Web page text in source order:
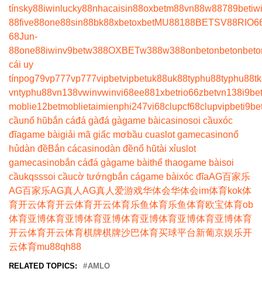
tínsky88iwin lucky88nhacaisin88oxbetm88vn88w88789bet
88five88one88sin88bk88xbetoxbetMU88188BETSV88
68Jun-
88one88iwinv9betw388OXBETw388w388onbetonbetonbet
cái uy
tínpog79vp777vp777vipbetvipbetuk88uk88typhu88typhu88
vntyphu88vn138vwinvwinvi68ee881xbetrio66zbetvn138
moblie12betmoblietaimienphi247vi68clupcf68clupvipbet
cầunổ hũbắn cáđá gàđá gàgame bàicasinosoi cầuxóc
đĩagame bàigiải mã giấc mơbầu cuaslot gamecasinonổ
hủdàn đềBắn cácasinodàn đềnổ hũtài xỉuslot
gamecasinobắn cáđá gàgame bàithể thaogame bàisoi
cầukqsssoi cầucờ tướngbắn cágame bàixóc đĩaAG百家乐
AG百家乐AG真人 AG真人 爱游戏华体会华体会im体育kok体
育开云体育开云体育开云体育乐鱼体育乐鱼体育欧宝体育ob
体育亚博体育亚博体育亚博体育亚博体育亚博体育亚博体育
开云体育开云体育棋牌棋牌沙巴体育买球平台新葡京娱乐开
云体育mu88qh88
RELATED TOPICS: AMLO